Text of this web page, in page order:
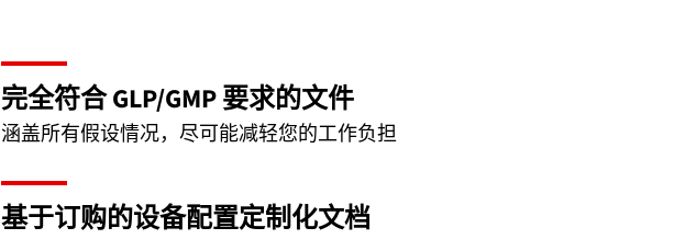
完全符合 GLP/GMP 要求的文件
涵盖所有假设情况，尽可能减轻您的工作负担
基于订购的设备配置定制化文档